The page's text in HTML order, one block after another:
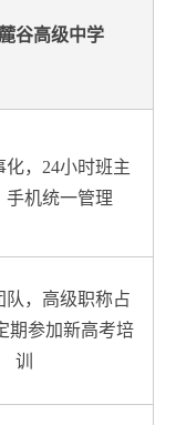
谷高级中学
化，24小时班主
手机统一管理
队，高级职称占
期参加新高考培
训